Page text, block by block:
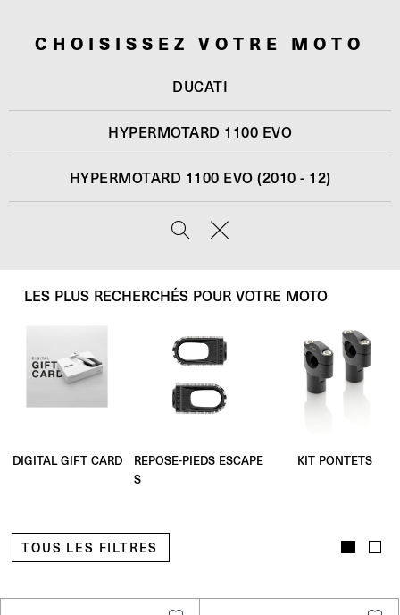
CHOISISSEZ VOTRE MOTO
DUCATI
HYPERMOTARD 1100 EVO
HYPERMOTARD 1100 EVO (2010 - 12)
LES PLUS RECHERCHÉS POUR VOTRE MOTO
DIGITAL GIFT CARD
REPOSE-PIEDS ESCAPE
S
KIT PONTETS
TOUS LES FILTRES